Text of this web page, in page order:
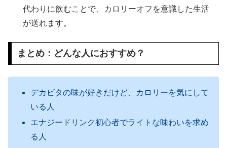
代わりに飲むことで、カロリーオフを意識した生活
が送れます。
まとめ：どんな人におすすめ？
デカビタの味が好きだけど、カロリーを気にして
いる人
エナジードリンク初心者でライトな味わいを求め
る人